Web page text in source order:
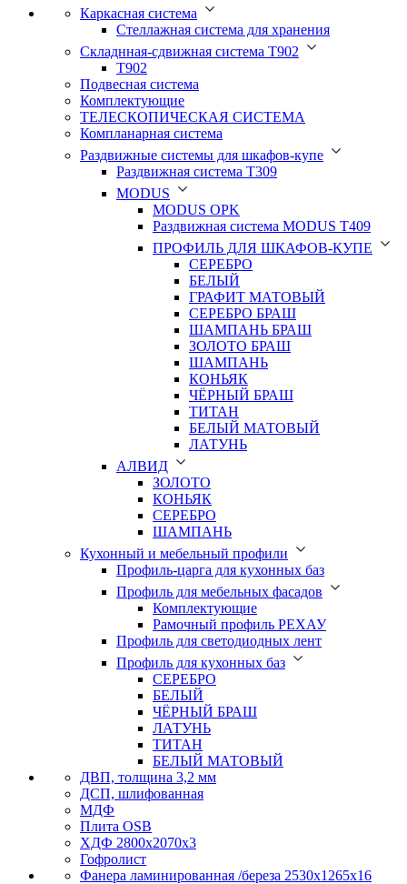
Каркасная система
Стеллажная система для хранения
Складнная-сдвижная система Т902
T902
Подвесная система
Комплектующие
ТЕЛЕСКОПИЧЕСКАЯ СИСТЕМА
Компланарная система
Раздвижные системы для шкафов-купе
Раздвижная система Т309
MODUS
MODUS OPK
Раздвижная система MODUS T409
ПРОФИЛЬ ДЛЯ ШКАФОВ-КУПЕ
СЕРЕБРО
БЕЛЫЙ
ГРАФИТ МАТОВЫЙ
СЕРЕБРО БРАШ
ШАМПАНЬ БРАШ
ЗОЛОТО БРАШ
ШАМПАНЬ
КОНЬЯК
ЧЁРНЫЙ БРАШ
ТИТАН
БЕЛЫЙ МАТОВЫЙ
ЛАТУНЬ
АЛВИД
ЗОЛОТО
КОНЬЯК
СЕРЕБРО
ШАМПАНЬ
Кухонный и мебельный профили
Профиль-царга для кухонных баз
Профиль для мебельных фасадов
Комплектующие
Рамочный профиль РЕХАУ
Профиль для светодиодных лент
Профиль для кухонных баз
СЕРЕБРО
БЕЛЫЙ
ЧЁРНЫЙ БРАШ
ЛАТУНЬ
ТИТАН
БЕЛЫЙ МАТОВЫЙ
ДВП, толщина 3,2 мм
ДСП, шлифованная
МДФ
Плита OSB
ХДФ 2800х2070х3
Гофролист
Фанера ламинированная /береза 2530х1265х16